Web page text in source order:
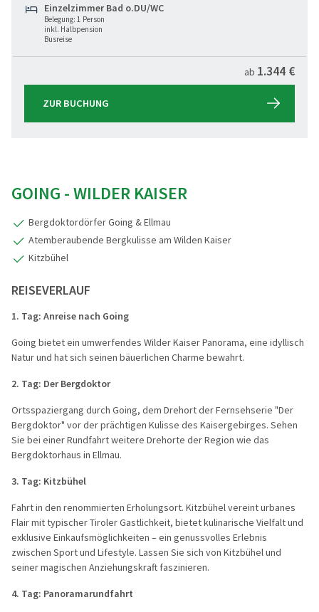
Einzelzimmer Bad o.DU/WC
Belegung: 1 Person
inkl. Halbpension
Busreise
ab 1.344 €
ZUR BUCHUNG
GOING - WILDER KAISER
Bergdoktordörfer Going & Ellmau
Atemberaubende Bergkulisse am Wilden Kaiser
Kitzbühel
REISEVERLAUF
1. Tag: Anreise nach Going
Going bietet ein umwerfendes Wilder Kaiser Panorama, eine idyllisch
Natur und hat sich seinen bäuerlichen Charme bewahrt.
2. Tag: Der Bergdoktor
Ortsspaziergang durch Going, dem Drehort der Fernsehserie "Der
Bergdoktor" vor der prächtigen Kulisse des Kaisergebirges. Sehen
Sie bei einer Rundfahrt weitere Drehorte der Region wie das
Bergdoktorhaus in Ellmau.
3. Tag: Kitzbühel
Fahrt in den renommierten Erholungsort. Kitzbühel vereint urbanes
Flair mit typischer Tiroler Gastlichkeit, bietet kulinarische Vielfalt und
exklusive Einkaufsmöglichkeiten – ein genussvolles Erlebnis
zwischen Sport und Lifestyle. Lassen Sie sich von Kitzbühel und
seiner magischen Anziehungskraft faszinieren.
4. Tag: Panoramarundfahrt